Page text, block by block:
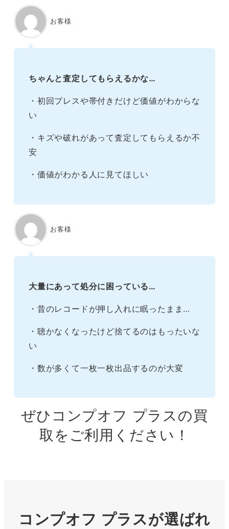
お客様
ちゃんと査定してもらえるかな…
・初回プレスや帯付きだけど価値がわからな
い
・キズや破れがあって査定してもらえるか不
安
・価値がわかる人に見てほしい
お客様
大量にあって処分に困っている…
・昔のレコードが押し入れに眠ったまま…
・聴かなくなったけど捨てるのはもったいな
い
・数が多くて一枚一枚出品するのが大変
ぜひコンプオフ プラスの買
取をご利用ください！
コンプオフ プラスが選ばれ